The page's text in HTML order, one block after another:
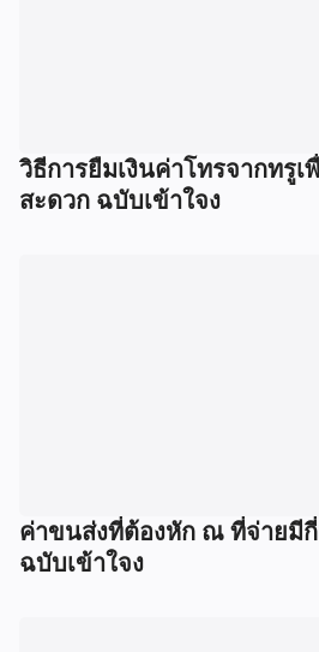
วิธีการยืมเงินค่าโทรจากทรูเ
สะดวก ฉบับเข้าใจง
ค่าขนส่งที่ต้องหัก ณ ที่จ่ายมีกี่
ฉบับเข้าใจง